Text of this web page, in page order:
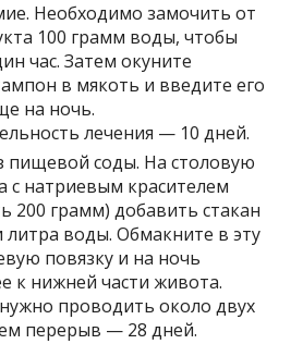
Необходимо замочить от
100 грамм воды, чтобы
час. Затем окуните
в мякоть и введите его
на ночь.
лечения — 10 дней.
пищевой соды. На столовую
с натриевым красителем
200 грамм) добавить стакан
литра воды. Обмакните в эту
повязку и на ночь
к нижней части живота.
проводить около двух
перерыв — 28 дней.